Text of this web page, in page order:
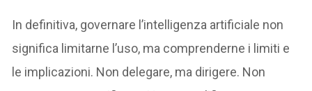
In definitiva, governare l’intelligenza artificiale non
significa limitarne l’uso, ma comprenderne i limiti e
le implicazioni. Non delegare, ma dirigere. Non